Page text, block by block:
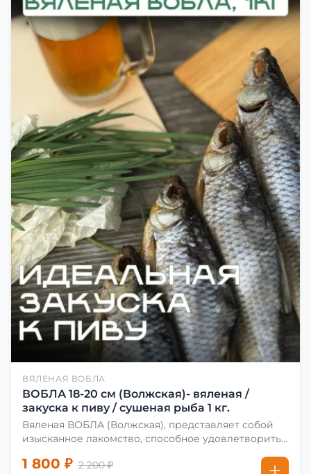
ВЯЛЕНАЯ ВОБЛА
ВОБЛА 18-20 см (Волжская)- вяленая /
закуска к пиву / сушеная рыба 1 кг.
Вяленая ВОБЛА (Волжская), представляет собой
изысканное лакомство, способное удовлетворить
сделать вяленую воблу, её сначала хорошо солят.
1 800 ₽ 2 200 ₽